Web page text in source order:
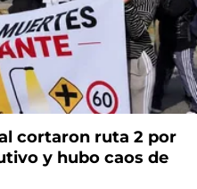
cortaron ruta 2 por
y hubo caos de